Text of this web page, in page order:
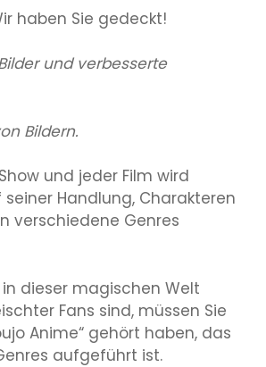
haben Sie gedeckt!
und verbesserte
Bildern.
und jeder Film wird
Handlung, Charakteren
verschiedene Genres
dieser magischen Welt
Fans sind, müssen Sie
Anime“ gehört haben, das
aufgeführt ist.